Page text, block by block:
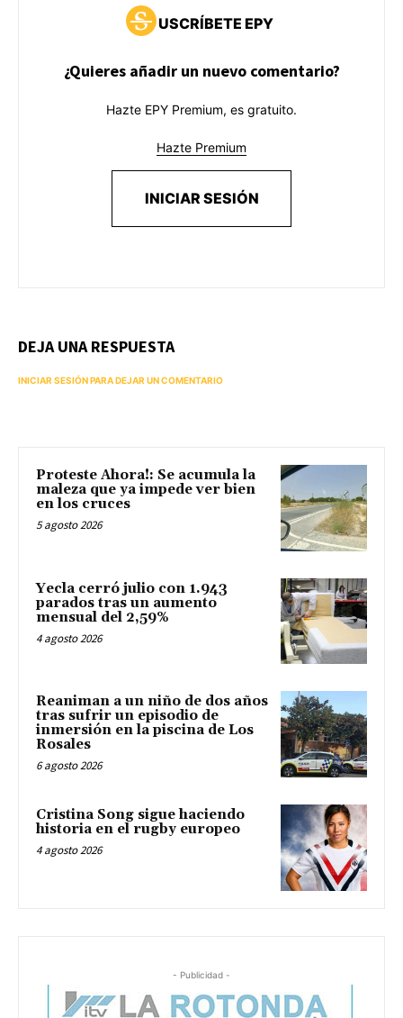
USCRÍBETE EPY
¿Quieres añadir un nuevo comentario?
Hazte EPY Premium, es gratuito.
Hazte Premium
INICIAR SESIÓN
DEJA UNA RESPUESTA
INICIAR SESIÓN PARA DEJAR UN COMENTARIO
Proteste Ahora!: Se acumula la
maleza que ya impede ver bien
en los cruces
5 agosto 2026
Yecla cerró julio con 1.943
parados tras un aumento
mensual del 2,59%
4 agosto 2026
Reaniman a un niño de dos años
tras sufrir un episodio de
inmersión en la piscina de Los
Rosales
6 agosto 2026
Cristina Song sigue haciendo
historia en el rugby europeo
4 agosto 2026
- Publicidad -